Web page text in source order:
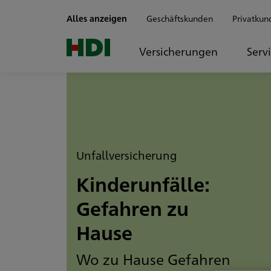
Alles anzeigen Geschäftskunden
Versicherungen
Unfallversicherung
Kinderunfälle:
Gefahren zu
Hause
Wo zu Hause Gefahren